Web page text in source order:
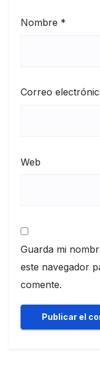
Nombre *
Correo
Web
Guarda mi
este navegador
comente.